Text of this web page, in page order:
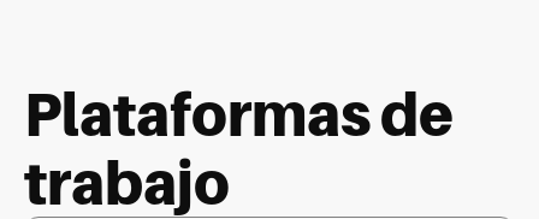
Plataformas de
trabajo